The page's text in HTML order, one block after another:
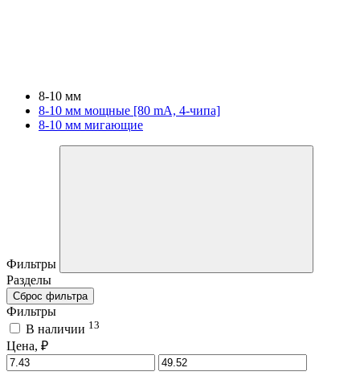
8-10 мм
8-10 мм мощные [80 mA, 4-чипа]
8-10 мм мигающие
Фильтры
Разделы
Сброс фильтра
Фильтры
В наличии 13
Цена, ₽